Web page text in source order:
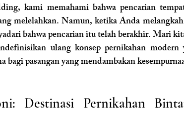
kami memahami bahwa pencarian
melelahkan. Namun, ketika Anda
bahwa pencarian itu telah berakhir. Mari
ulang konsep pernikahan modern
pasangan yang mendambakan
Destinasi Pernikahan